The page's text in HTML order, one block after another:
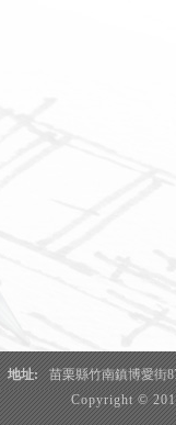
地址:
苗栗縣竹南鎮博愛街
Copyright ©